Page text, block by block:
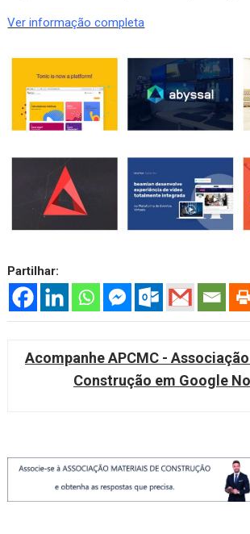
Ver informação completa
Partilhar:
Acompanhe APCMC -
Construção em Google